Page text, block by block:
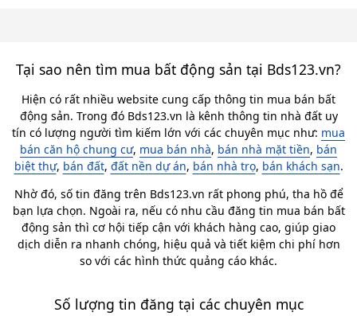
Tại sao nên tìm mua bất động sản tại Bds123.vn?
Hiện có rất nhiều website cung cấp thông tin mua bán bất
động sản. Trong đó Bds123.vn là kênh thông tin nhà đất uy
tín có lượng người tìm kiếm lớn với các chuyên mục như: mua
bán căn hộ chung cư, mua bán nhà, bán nhà mặt tiền, bán
biệt thự, bán đất, đất nền dự án, bán nhà trọ, bán khách sạn.
Nhờ đó, số tin đăng trên Bds123.vn rất phong phú, tha hồ để
bạn lựa chọn. Ngoài ra, nếu có nhu cầu đăng tin mua bán bất
động sản thì cơ hội tiếp cận với khách hàng cao, giúp giao
dịch diễn ra nhanh chóng, hiệu quả và tiết kiệm chi phí hơn
so với các hình thức quảng cáo khác.
Số lượng tin đăng tại các chuyên mục